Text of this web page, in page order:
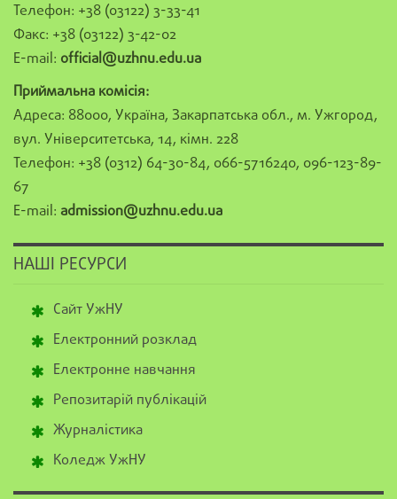
Телефон: +38 (03122) 3-33-41
Факс: +38 (03122) 3-42-02
E-mail: official@uzhnu.edu.ua
Приймальна комісія:
Адреса: 88000, Україна, Закарпатська обл., м. Ужгород,
вул. Університетська, 14, кімн. 228
Телефон: +38 (0312) 64-30-84, 066-5716240, 096-123-89-
67
E-mail: admission@uzhnu.edu.ua
НАШІ РЕСУРСИ
Сайт УжНУ
Електронний розклад
Електронне навчання
Репозитарій публікацій
Журналістика
Коледж УжНУ